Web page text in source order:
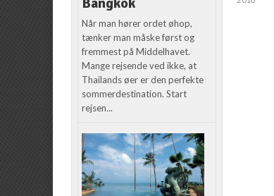
Når man hører ordet øhop,
tænker man måske først og
fremmest på Middelhavet.
Mange rejsende ved ikke, at
Thailands øer er den perfekte
sommerdestination. Start
rejsen...